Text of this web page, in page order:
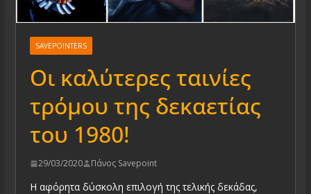
SAVEPOINTERS
Οι καλύτερες ταινίες
τρόμου της δεκαετίας
του 1980!
29/03/2020 Πάνος Savepoint
Η αφόρητα δύσκολη επιλογή της τελικής δεκάδας,